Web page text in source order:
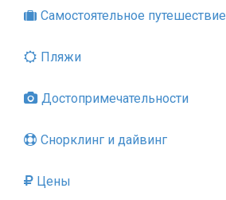
Самостоятельное путешествие
Пляжи
Достопримечательности
Снорклинг и дайвинг
Цены